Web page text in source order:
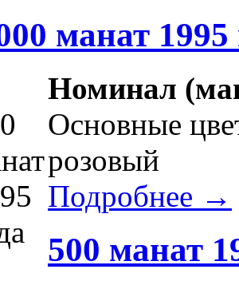
манат 1995
Номинал
Основные
розовый
Подробнее →
500 манат